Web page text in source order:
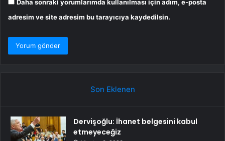
Daha sonraki yorumlarımda kullanılması için adım, e-posta
adresim ve site adresim bu tarayıcıya kaydedilsin.
Son Eklenen
Dervişoğlu: İhanet belgesini kabul
etmeyeceğiz